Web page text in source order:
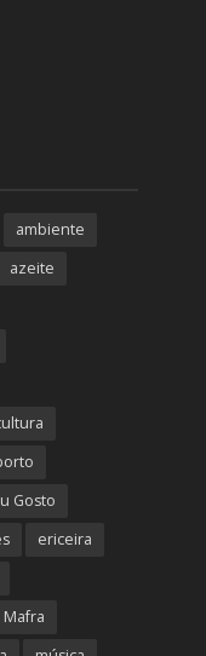
ambiente
azeite
Gosto
ericeira
Mafra